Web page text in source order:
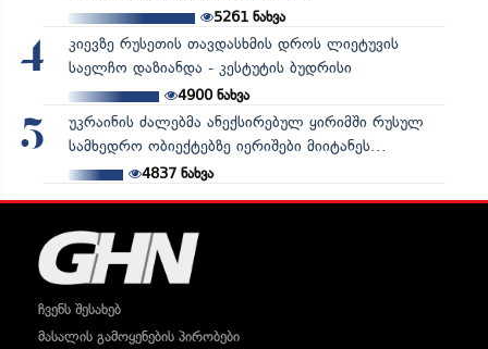
5261ნახვა
4
კიევზე რუსეთის თავდასხმის დროს ლიეტუვის
საელჩო დაზიანდა - კესტუტის ბუდრისი
4900ნახვა
5
უკრაინის ძალებმა ანექსირებულ ყირიმში რუსულ
სამხედრო ობიექტებზე იერიშები მიიტანეს...
4837ნახვა
ჩვენს შესახებ
მასალის გამოყენების პირობები